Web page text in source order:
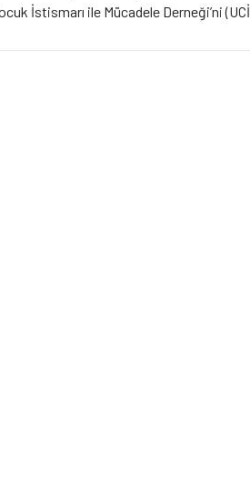
İstismarı ile Mücadele Derneği’ni
desteği ile kurulan dernek, çocuk